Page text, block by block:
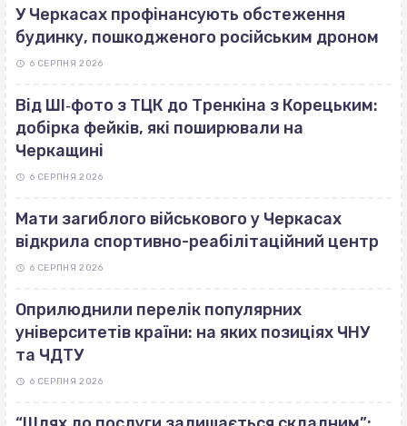
У Черкасах профінансують обстеження
будинку, пошкодженого російським дроном
6 СЕРПНЯ 2026
Від ШІ‐фото з ТЦК до Тренкіна з Корецьким:
добірка фейків, які поширювали на
Черкащині
6 СЕРПНЯ 2026
Мати загиблого військового у Черкасах
відкрила спортивно-реабілітаційний центр
6 СЕРПНЯ 2026
Оприлюднили перелік популярних
університетів країни: на яких позиціях ЧНУ
та ЧДТУ
6 СЕРПНЯ 2026